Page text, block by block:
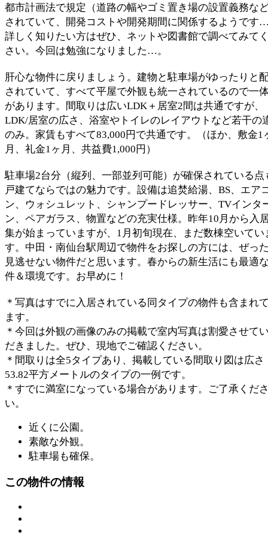
都市計画法で規定（道路の幅やゴミ置き場の設置義務な
されていて、開発コストや開発期間に関係するようです
詳しく知りたい方はぜひ、ネットや図書館で調べてみて
さい。今回は勉強になりました…。
肝心な物件に戻りましょう。建物と駐車場がゆったりと
されていて、すべて平屋で外観も統一されているので一
があります。間取りは広いLDK＋居室2間は共通ですが、
LDK/居室の広さ、浴室やトイレのレイアウトなど若干の
のみ。家賃もすべて83,000円で共通です。（ほか、敷金1
月、礼金1ヶ月、共益費1,000円）
駐車場2台分（縦列、一部並列可能）が確保されている点
戸建てならではの魅力です。設備は追焚給湯、BS、エア
ン、ウォシュレット、シャンプードレッサー、TVインタ
ン、ペアガラス、物置などの充実仕様。昨年10月から入
集が始まっていますが、1月初旬現在、まだ数棟空いてい
す。中田・南仙台駅周辺で物件をお探しの方には、ぜっ
見逃せない物件だと思います。春からの新生活にも最適
件＆環境です。お早めに！
＊写真はすでに入居されている同タイプの物件も含まれ
ます。
＊今回は外観の画像のみの掲載で室内写真は割愛させて
だきました。ぜひ、現地でご確認ください。
＊間取りは全5タイプあり、掲載している間取り図は広さ
53.82平方メートルのタイプの一例です。
＊すでに満室になっている場合があります。ご了承くだ
い。
近くに公園。
素敵な外観。
駐車場も確保。
この物件の情報